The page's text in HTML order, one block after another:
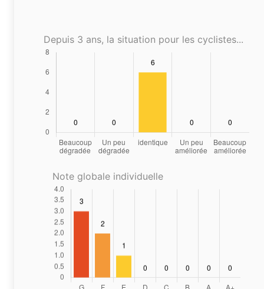
Depuis 3 ans, la situation pour les cyclistes...
Note globale individuelle